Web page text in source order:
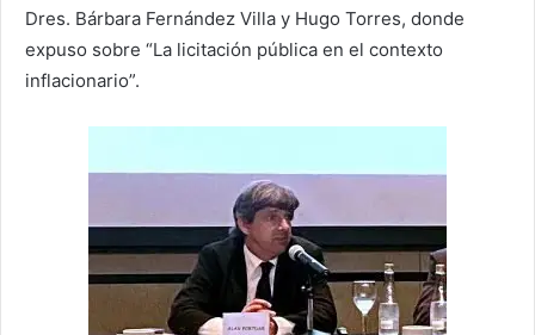
Dres. Bárbara Fernández Villa y Hugo Torres, donde
expuso sobre “La licitación pública en el contexto
inflacionario”.